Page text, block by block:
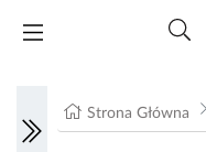
Strona Główna